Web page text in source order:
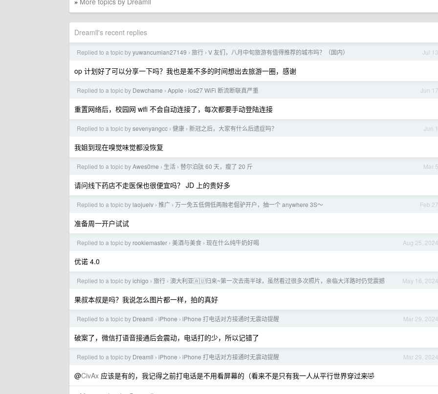
»
Dreamll's recent replies
Jul 13
Replied to a topic byyuwancumian27149 › 旅行 › V 友们，八月中旬旅游有值得推荐的城市吗？（国内）
op 计划好了可以分享一下吗？我也是差不多的时间想出去旅游一圈，感谢
Jun 17
Replied to a topic by Dewchame › Apple › ios27 WiFi 断流断联真严重
重置网络后，校园网 wifi 不会自动连接了，每次都要手动登陆连接
Jun 1
Replied to a topic bysevenyangcc › 健康 › 新冠之后，大家有什么后遗症吗？
我姐到现在嗅觉味觉都没恢复
Mar 5
Replied to a topic byAwes0me › 生活 › 替尔泊肽 60 天，瘦了 20 斤
请问线下药店不走医保也很便宜吗？ JD 上的贵好多
Feb 27
Replied to a topic by laojuelv › 推广 › 万一免五低佣低两融老倔驴开户，抽一个 anywhere 3S～
准备周一开户试试
Aug 25, 2024
Replied to a topic by rookiemaster › 美酒与美食 › 现在什么纯牛奶好喝
优诺 4.0
May 16, 2024
Replied to a topic byichigo › 旅行 › 澳大利亚🇦🇺归来~第一次去南半球，虽然看过很多次照片，亲临大洋路时仍觉震撼
果叔本叔是吗？我说怎么图片都一样，拍的真好
Mar 29, 2024
Replied to a topic by Dreamll › iPhone › iPhone 打电话对方接通时无震动提醒
破案了，微信打语音接通后会震动，电话打的少，所以记错了
Mar 29, 2024
Replied to a topic by Dreamll › iPhone › iPhone 打电话对方接通时无震动提醒
@CivAx 应该是有的，我记得之前打电话是不用看屏幕的（看来不是只有我一人从平行世界穿过来🤣